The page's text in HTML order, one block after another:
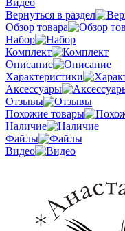
Вернуться в раздел
Обзор товара
Набор
Комплект
Описание
Характеристики
Аксессуары
Отзывы
Похожие товары
Наличие
Файлы
Видео